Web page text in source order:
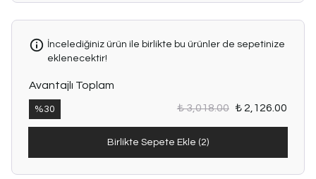
İncelediğiniz ürün ile birlikte bu ürünler de sepetinize
eklenecektir!
Avantajlı Toplam
%30 ₺ 3,018.00 ₺ 2,126.00
Birlikte Sepete Ekle (2)